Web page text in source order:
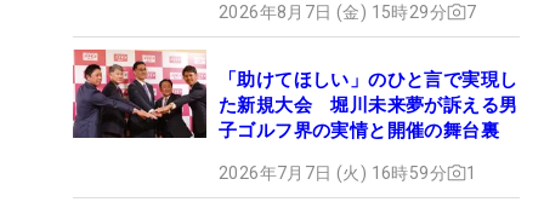
2026年8月7日 (金) 15時29分 7
「助けてほしい」のひと言で実現し
た新規大会 堀川未来夢が訴える男
子ゴルフ界の実情と開催の舞台裏
2026年7月7日 (火) 16時59分 1